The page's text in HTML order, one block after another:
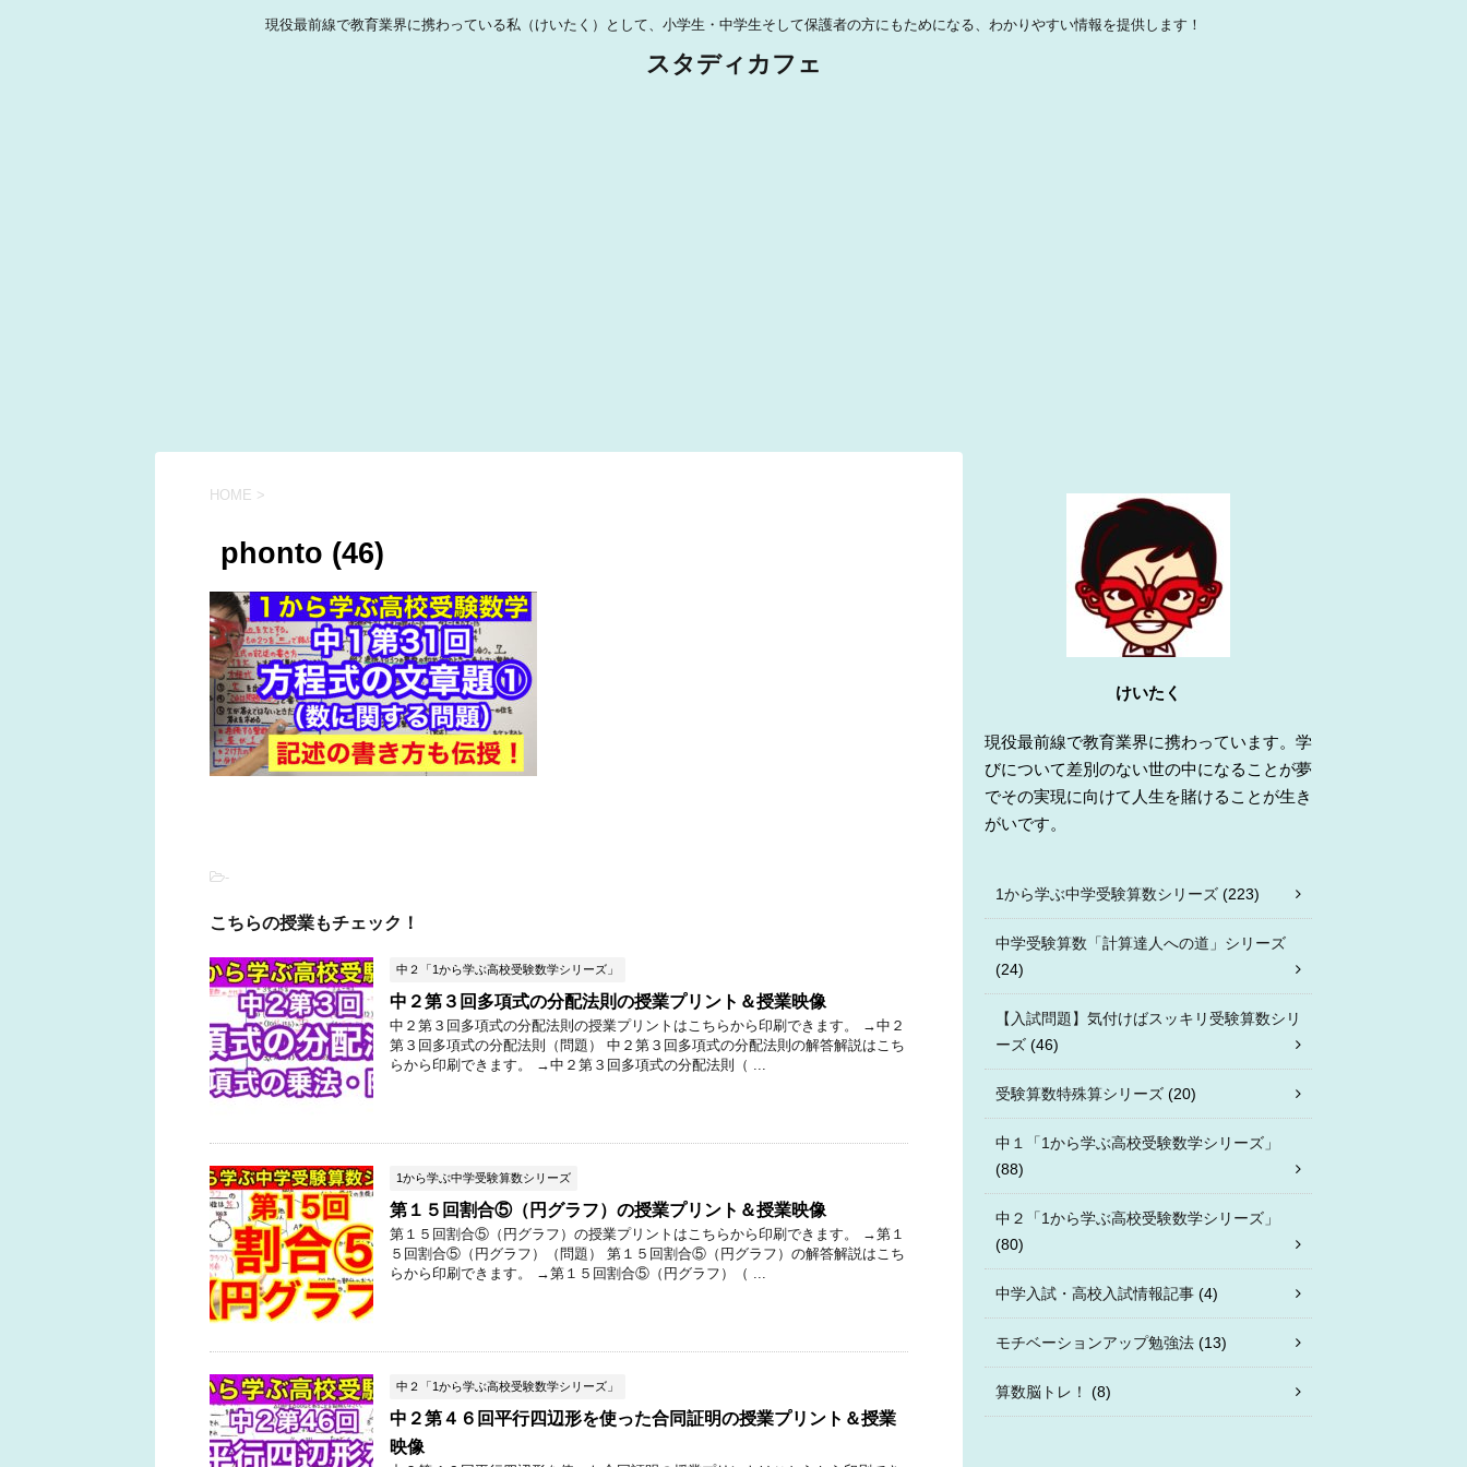
現役最前線で教育業界に携わっている私（けいたく）として、小学生・中学生そして保護者の方にもためになる、わかりやすい情報を提供します！
スタディカフェ
HOME >
phonto (46)
-
こちらの授業もチェック！
中２「1から学ぶ高校受験数学シリーズ」
中２第３回多項式の分配法則の授業プリント＆授業映像
中２第３回多項式の分配法則の授業プリントはこちらから印刷できます。 →中２
第３回多項式の分配法則（問題） 中２第３回多項式の分配法則の解答解説はこち
らから印刷できます。 →中２第３回多項式の分配法則（ ...
1から学ぶ中学受験算数シリーズ
第１５回割合⑤（円グラフ）の授業プリント＆授業映像
第１５回割合⑤（円グラフ）の授業プリントはこちらから印刷できます。 →第１
５回割合⑤（円グラフ）（問題） 第１５回割合⑤（円グラフ）の解答解説はこち
らから印刷できます。 →第１５回割合⑤（円グラフ）（ ...
中２「1から学ぶ高校受験数学シリーズ」
中２第４６回平行四辺形を使った合同証明の授業プリント＆授業
映像
けいたく
現役最前線で教育業界に携わっています。学
びについて差別のない世の中になることが夢
でその実現に向けて人生を賭けることが生き
がいです。
1から学ぶ中学受験算数シリーズ (223)
中学受験算数「計算達人への道」シリーズ
(24)
【入試問題】気付けばスッキリ受験算数シリ
ーズ (46)
受験算数特殊算シリーズ (20)
中１「1から学ぶ高校受験数学シリーズ」
(88)
中２「1から学ぶ高校受験数学シリーズ」
(80)
中学入試・高校入試情報記事 (4)
モチベーションアップ勉強法 (13)
算数脳トレ！ (8)